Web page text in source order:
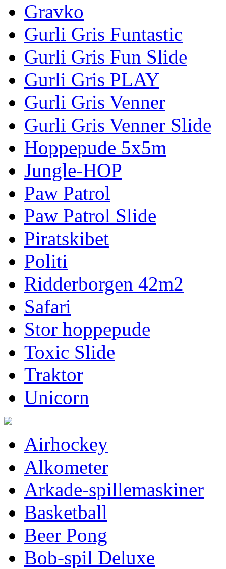
Gravko
Gurli Gris Funtastic
Gurli Gris Fun Slide
Gurli Gris PLAY
Gurli Gris Venner
Gurli Gris Venner Slide
Hoppepude 5x5m
Jungle-HOP
Paw Patrol
Paw Patrol Slide
Piratskibet
Politi
Ridderborgen 42m2
Safari
Stor hoppepude
Toxic Slide
Traktor
Unicorn
Airhockey
Alkometer
Arkade-spillemaskiner
Basketball
Beer Pong
Bob-spil Deluxe